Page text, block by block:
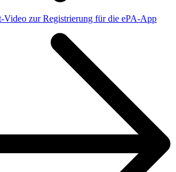
Video zur Registrierung für die ePA-App